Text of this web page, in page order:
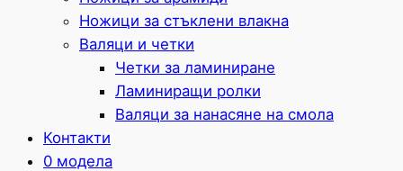
Ножици за стъклени влакна
Валяци и четки
Четки за ламиниране
Ламиниращи ролки
Валяци за нанасяне на смола
Контакти
0 модела